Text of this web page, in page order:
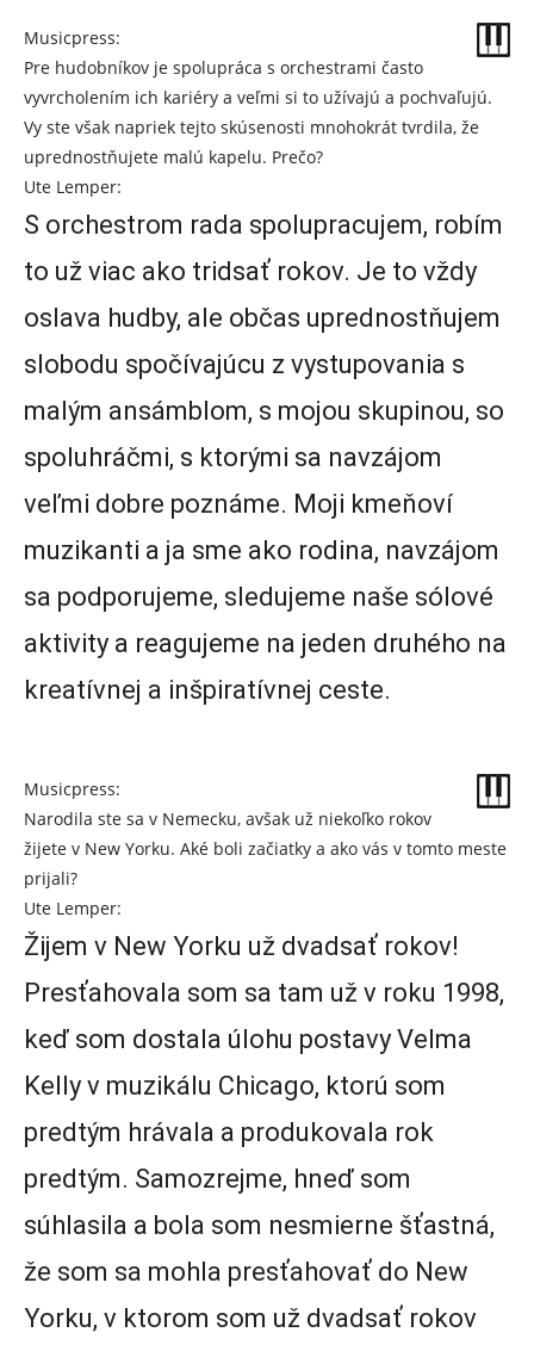
Musicpress:
Pre hudobníkov je spolupráca s orchestrami často
vyvrcholením ich kariéry a veľmi si to užívajú a pochvaľujú.
Vy ste však napriek tejto skúsenosti mnohokrát tvrdila, že
uprednostňujete malú kapelu. Prečo?
Ute Lemper:
S orchestrom rada spolupracujem, robím
to už viac ako tridsať rokov. Je to vždy
oslava hudby, ale občas uprednostňujem
slobodu spočívajúcu z vystupovania s
malým ansámblom, s mojou skupinou, so
spoluhráčmi, s ktorými sa navzájom
veľmi dobre poznáme. Moji kmeňoví
muzikanti a ja sme ako rodina, navzájom
sa podporujeme, sledujeme naše sólové
aktivity a reagujeme na jeden druhého na
kreatívnej a inšpiratívnej ceste.
Musicpress:
Narodila ste sa v Nemecku, avšak už niekoľko rokov
žijete v New Yorku. Aké boli začiatky a ako vás v tomto meste
prijali?
Ute Lemper:
Žijem v New Yorku už dvadsať rokov!
Presťahovala som sa tam už v roku 1998,
keď som dostala úlohu postavy Velma
Kelly v muzikálu Chicago, ktorú som
predtým hrávala a produkovala rok
predtým. Samozrejme, hneď som
súhlasila a bola som nesmierne šťastná,
že som sa mohla presťahovať do New
Yorku, v ktorom som už dvadsať rokov